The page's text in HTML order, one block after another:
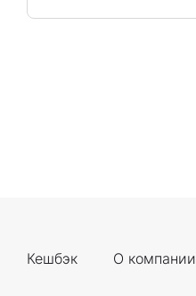
Кешбэк О компании